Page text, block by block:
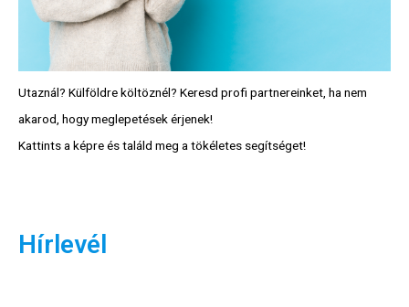
Utaznál? Külföldre költöznél? Keresd profi partnereinket, ha nem
akarod, hogy meglepetések érjenek!
Kattints a képre és találd meg a tökéletes segítséget!
Hírlevél